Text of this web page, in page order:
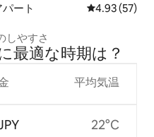
ート レビュー57
4.93 (57)
しやすさ
最⁠適⁠な時⁠期⁠は⁠？
平均気温
22°C